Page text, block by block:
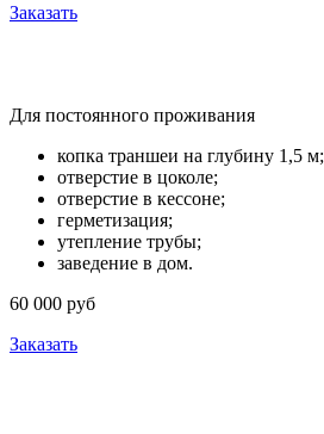
Заказать
Для постоянного проживания
копка траншеи на глубину 1,5 м;
отверстие в цоколе;
отверстие в кессоне;
герметизация;
утепление трубы;
заведение в дом.
60 000 руб
Заказать